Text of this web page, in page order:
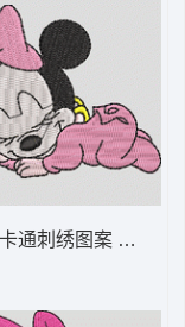
心-DST
通刺绣图案 米妮